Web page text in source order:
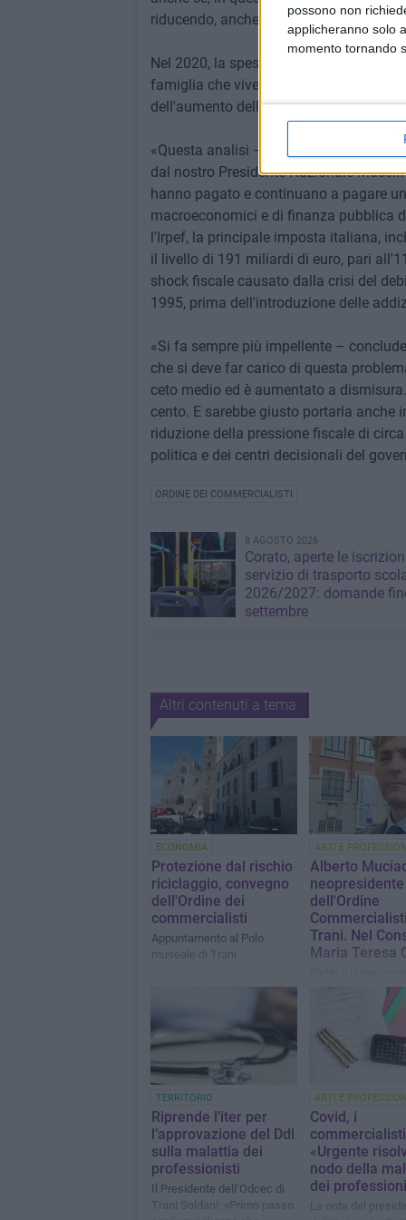
possono non
applicheranno solo
momento tornando
riducendo, anche se solo leggermente,
Nel 2020, la spesa mensile media di
famiglia che vive al Nord: 1.898 contro
dell'aumento della povertà.
«Questa analisi – afferma Antonello
dal nostro Presidente Nazionale
hanno pagato e continuano a pagare
macroeconomici e di finanza pubblica
l'Irpef, la principale imposta italiana,
il livello di 191 miliardi di euro, pari
shock fiscale causato dalla crisi del
1995, prima dell'introduzione delle
«Si fa sempre più impellente –
che si deve far carico di questa
ceto medio ed è aumentato a
cento. E sarebbe giusto portarla anche
riduzione della pressione fiscale di
politica e dei centri decisionali del
ORDINE DEI COMMERCIALISTI
8 AGOSTO 2026
Corato, aperte le
servizio di trasporto
2026/2027: domande
settembre
Altri contenuti a tema
ECONOMIA
Protezione dal rischio
riciclaggio, convegno
dell'Ordine dei
commercialisti
Appuntamento al Polo
museale di Trani
ARTI E PROFESSIONI
Alberto
neopresidente
dell'Ordine
Trani. Nel
Maria Teresa
TERRITORIO
Riprende l’iter per
l’approvazione del Ddl
sulla malattia dei
professionisti
Il Presidente dell’Odcec di
Trani Soldani: «Primo passo
ARTI E PROFESSIONI
Covid, i
«Urgente
nodo della
dei
La nota del